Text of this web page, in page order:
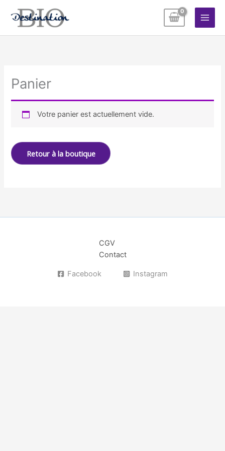
contenu
Panier
Votre panier est actuellement vide.
Retour à la boutique
CGV
Contact
Facebook Instagram